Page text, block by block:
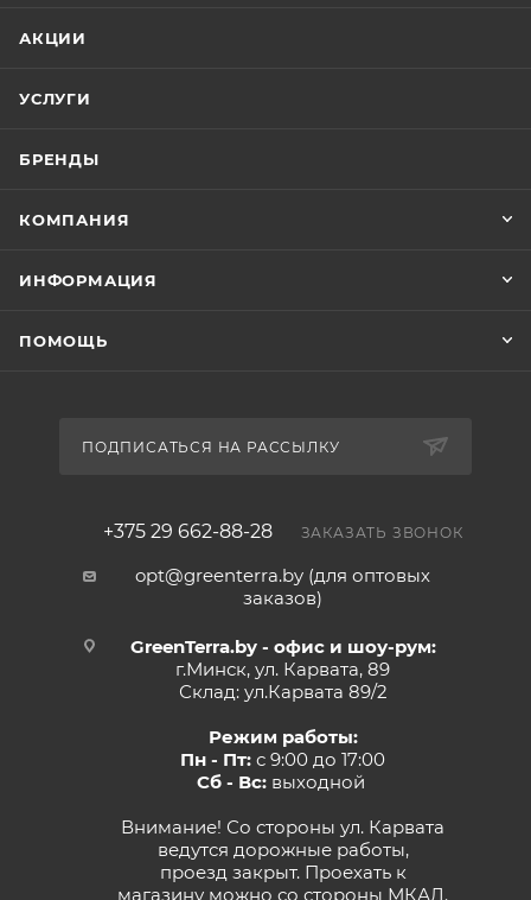
АКЦИИ
УСЛУГИ
БРЕНДЫ
КОМПАНИЯ
ИНФОРМАЦИЯ
ПОМОЩЬ
ПОДПИСАТЬСЯ НА РАССЫЛКУ
+375 29 662-88-28 ЗАКАЗАТЬ ЗВОНОК
opt@greenterra.by (для оптовых
заказов)
GreenTerra.by - офис и шоу-рум:
г.Минск, ул. Карвата, 89
Склад: ул.Карвата 89/2
Режим работы:
Пн - Пт: с 9:00 до 17:00
Сб - Вс:выходной
Внимание! Со стороны ул. Карвата
ведутся дорожные работы,
проезд закрыт. Проехать к
магазину можно со стороны МКАД.